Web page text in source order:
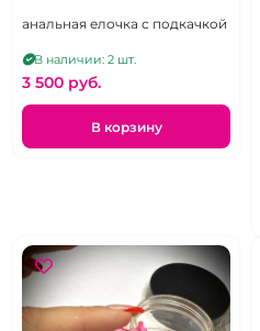
анальная елочка с подкачкой
В наличии: 2 шт.
3 500 pуб.
В корзину